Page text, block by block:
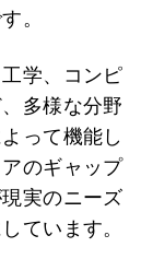
。
学、コンピ
多様な分野
って機能し
のギャップ
実のニーズ
ています。